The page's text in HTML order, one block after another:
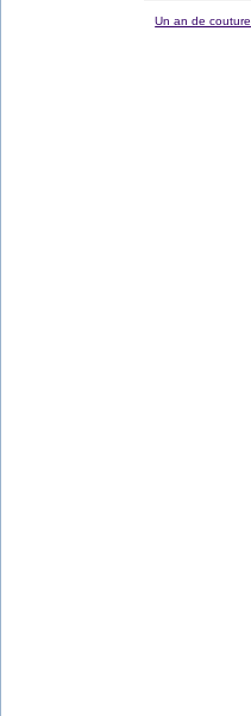
Un an de couture